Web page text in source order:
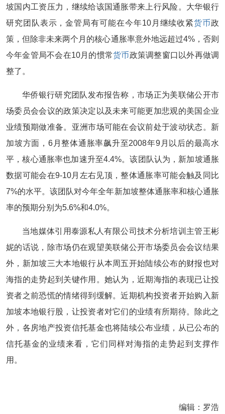
坡国内工资压力，继续给该国通胀带来上行风险。大华银行
研究团队表示，金管局有可能在今年10月继续收紧货币政
策，但除非未来两个月的核心通胀率意外地远超过4%，否则
今年金管局不会在10月的惯常货币政策调整窗口以外再做调
整了。
华侨银行研究团队发布报告称，市场正为美联储公开市
场委员会会议的政策决定以及未来可能更加悲观的美国企业
业绩预期做准备。亚洲市场可能在会议前处于波动状态。新
加坡方面，6月整体通胀率飙升至2008年9月以后的最高水
平，核心通胀率也加速升至4.4%。该团队认为，新加坡通胀
数据可能会在9-10月左右见顶，整体通胀率可能会触及同比
7%的水平。该团队对今年全年新加坡整体通胀率和核心通胀
率的预期分别为5.6%和4.0%。
当地媒体引用泰源私人有限公司技术分析培训主管王彬
妮的话说，除市场仍在观望美联储公开市场委员会会议结果
外，新加坡三大本地银行从本周五开始陆续公布的财报也对
海指的走势起到关键作用。她认为，近期海指的表现已让投
资者之前恐慌的情绪得到缓解。近期机构投资者开始购入新
加坡本地银行股，让投资者对它们的业绩有所期待。除此之
外，各房地产投资信托基金也将陆续公布业绩，从已公布的
信托基金的业绩来看，它们同样对海指的走势起到支撑作
用。
编辑：罗浩